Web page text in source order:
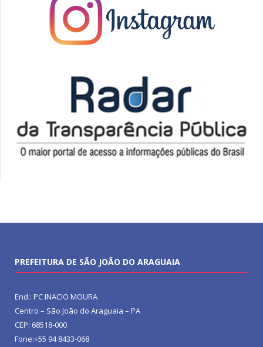
PREFEITURA DE SÃO JOÃO DO ARAGUAIA
End.: PC INACIO MOURA
Centro – São João do Araguaia – PA
CEP: 68518-000
Fone:+55 94 8433-068